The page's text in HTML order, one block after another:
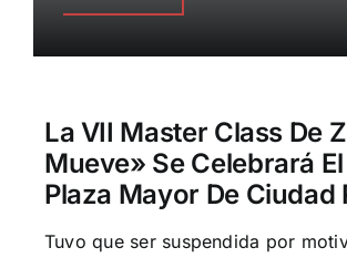
La VII Master Class De
Mueve» Se Celebrará
Plaza Mayor De Ciudad
Tuvo que ser suspendida por